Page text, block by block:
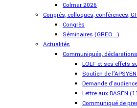
Colmar 2026
Congrès, colloques, conférences,
Congrès
Séminaires (GREO...)
Actualités
Communiqués,
LOLF et ses effets
Soutien de
Demande
Lettre aux DASEN
Communiqué de